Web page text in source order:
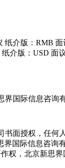
纸介版：RMB 面
纸介版：USD 面
国际信息咨询
书面授权，任
国际信息咨
权，北京新思